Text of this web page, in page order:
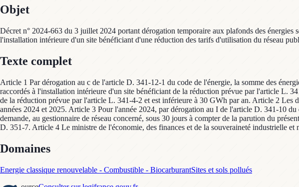
Objet
Décret n° 2024-663 du 3 juillet 2024 portant dérogation temporaire aux plafonds des énergies
l'installation intérieure d'un site bénéficiant d'une réduction des tarifs d'utilisation du réseau
Texte complet
Article 1 Par dérogation au c de l'article D. 341-12-1 du code de l'énergie, la somme des
raccordés à l'installation intérieure d'un site bénéficiant de la réduction prévue par l'article L.
de la réduction prévue par l'article L. 341-4-2 et est inférieure à 30 GWh par an. Article 2 Les
années 2024 et 2025. Article 3 Pour l'année 2024, par dérogation au I de l'article D. 341-10
demande, au gestionnaire de réseau concerné, sous 30 jours à compter de la parution du
D. 351-7. Article 4 Le ministre de l'économie, des finances et de la souveraineté industrielle
Domaines
Energie classique renouvelable - Combustible - BiocarburantSites et sols pollués